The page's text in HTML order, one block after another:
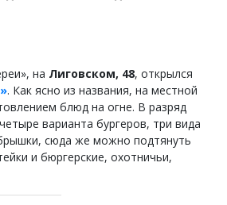
на Лиговском, 48, открылся
. Как ясно из названия, на местной
блюд на огне. В разряд
варианта бургеров, три вида
сюда же можно подтянуть
и бюргерские, охотничьи,